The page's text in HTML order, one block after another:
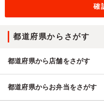
都道府県からさがす
都道府県から店舗をさがす
都道府県からお弁当をさがす